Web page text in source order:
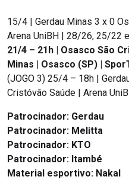
15/4 | Gerdau Minas 3 x 0
Arena UniBH | 28/26, 25/22
21/4 – 21h | Osasco São
Minas | Osasco (SP) |
(JOGO 3) 25/4 – 18h |
Cristóvão Saúde | Arena
Patrocinador: Gerdau
Patrocinador: Melitta
Patrocinador: KTO
Patrocinador: Itambé
Material esportivo: Nakal